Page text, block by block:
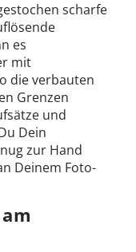
scharfe
es
mit
die verbauten
Grenzen
und
Dein
zur Hand
Deinem Foto-